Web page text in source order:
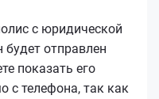
с юридической
отправлен
показать его
с телефона, так как